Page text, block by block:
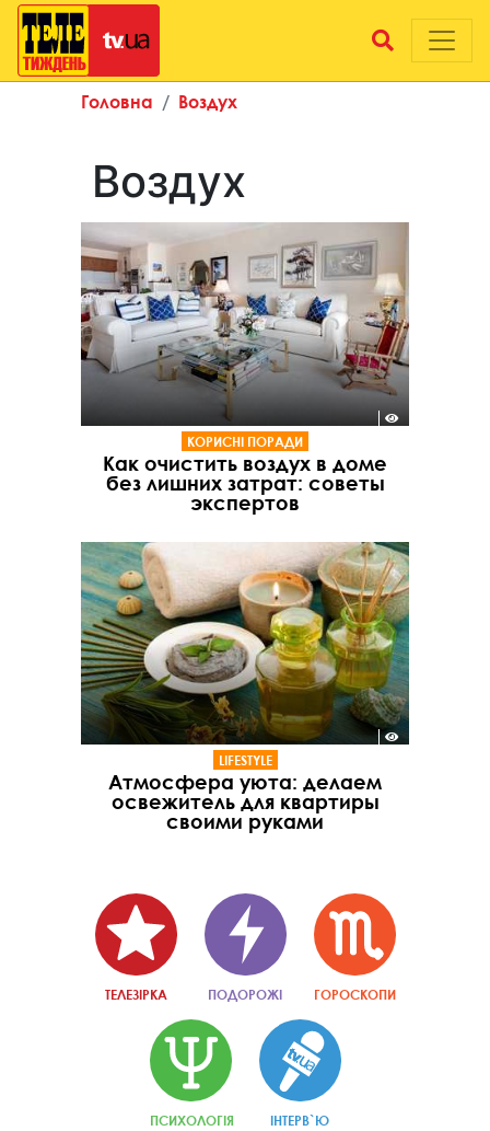
Головна Воздух
Воздух
КОРИСНІ ПОРАДИ
Как очистить воздух в доме
без лишних затрат: советы
экспертов
LIFESTYLE
Атмосфера уюта: делаем
освежитель для квартиры
своими руками
ТЕЛЕЗІРКА ПОДОРОЖІ ГОРОСКОПИ
ПСИХОЛОГІЯ ІНТЕРВ`Ю